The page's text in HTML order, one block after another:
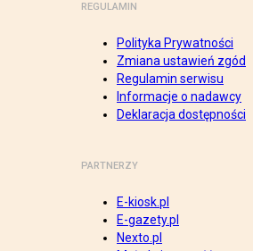
REGULAMIN
Polityka Prywatności
Zmiana ustawień zgód
Regulamin serwisu
Informacje o nadawcy
Deklaracja dostępności
PARTNERZY
E-kiosk.pl
E-gazety.pl
Nexto.pl